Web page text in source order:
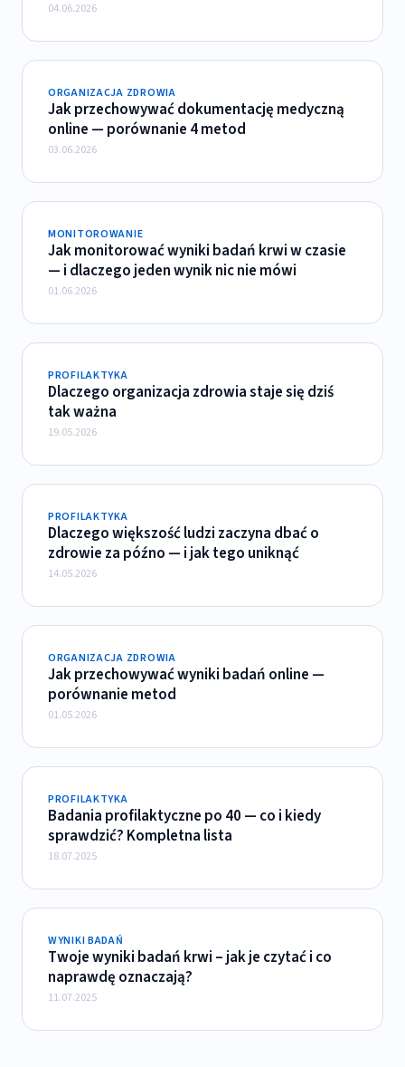
04.06.2026
ORGANIZACJA ZDROWIA
Jak przechowywać dokumentację medyczną
online — porównanie 4 metod
03.06.2026
MONITOROWANIE
Jak monitorować wyniki badań krwi w czasie
— i dlaczego jeden wynik nic nie mówi
01.06.2026
PROFILAKTYKA
Dlaczego organizacja zdrowia staje się dziś
tak ważna
19.05.2026
PROFILAKTYKA
Dlaczego większość ludzi zaczyna dbać o
zdrowie za późno — i jak tego uniknąć
14.05.2026
ORGANIZACJA ZDROWIA
Jak przechowywać wyniki badań online —
porównanie metod
01.05.2026
PROFILAKTYKA
Badania profilaktyczne po 40 — co i kiedy
sprawdzić? Kompletna lista
18.07.2025
WYNIKI BADAŃ
Twoje wyniki badań krwi – jak je czytać i co
naprawdę oznaczają?
11.07.2025